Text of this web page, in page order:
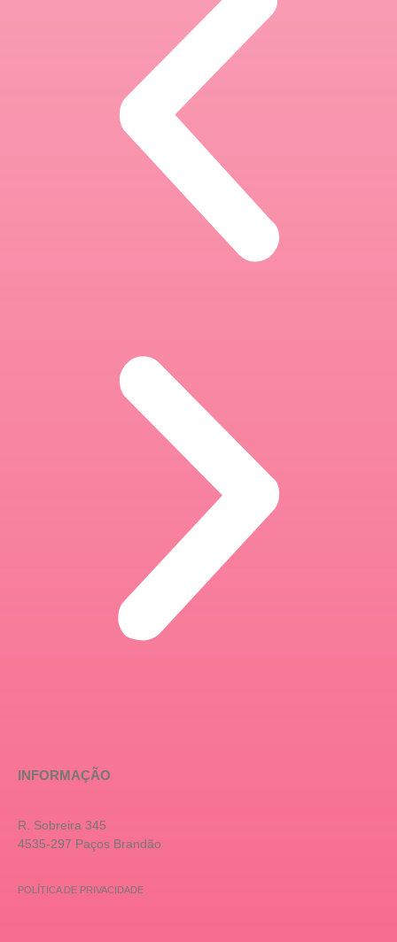
INFORMAÇÃO
R. Sobreira 345
4535-297 Paços Brandão
POLÍTICA DE PRIVACIDADE